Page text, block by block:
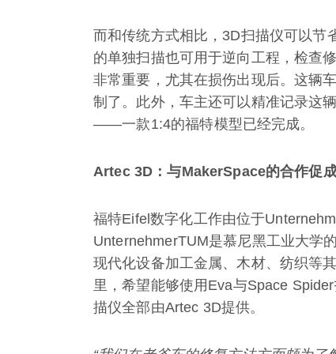
而和传统方式相比，3D扫描仪可以节
的单独扫描也可用于逆向工程，检查
非常重要，尤其在损伤出现后。这辆
制了。此外，车主还可以精准记录这
——一款1:4的福特模型已经完成。
Artec 3D ：与MakerSpace的合作促
福特Eifel数字化工作由位于
UnternehmerTUM是慕尼黑工业大学
现代化设备加工金属、木材、纺织等
里，希望能够使用Eva与Space
描仪全部由Artec 3D提供。